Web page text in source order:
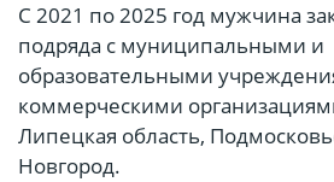
С 2021 по 2025 год мужчина
подряда с муниципальными и
образовательными
коммерческими
Липецкая область,
Новгород.